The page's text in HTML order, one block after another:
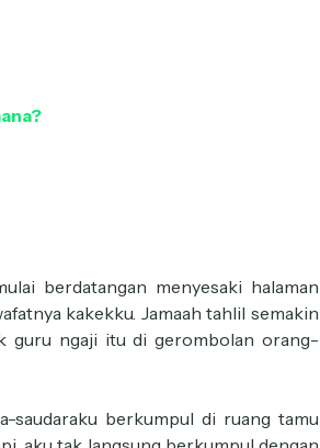
berdatangan menyesaki halaman
kakekku. Jamaah tahlil semakin
guru ngaji itu di gerombolan orang-
saudaraku berkumpul di ruang tamu